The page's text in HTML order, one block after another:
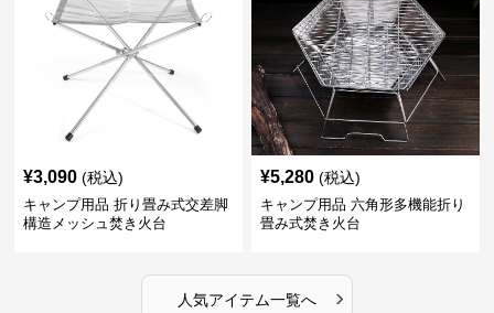
¥3,090 (税込)
キャンプ用品 折り畳み式交差脚
構造メッシュ焚き火台
¥5,280 (税込)
キャンプ用品 六角形多機能折り
畳み式焚き火台
人気アイテム一覧へ ›